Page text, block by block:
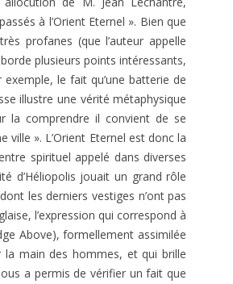
OCT-NOV-
AVRIL 1970
1969
E.T. N° 416 NOVEMBRE –
DÉCEMBRE 1969- 2ÈME PARTIE
E.T. N° 416 NOVEMBRE –
DÉCEMBRE 1969- 1ÈRE PARTIE
– 1967
E.T. N° 404. NOVEMBRE-
DÉCEMBRE 1967
E.T. N°402-403 07-08 ET 09-10
E.T. N° 400. MARS-AVRIL 1967
À 1953 E.T. N° 305, JANVIER FÉVRIER 1953
E.T. N°304, DÉCEMBRE 1952
E.T. N° 303, OCTOBRE-NOVEMBRE
FAYARD, PARIS.
SAKUTEI-KI, OU LE LIVRE SECRET
DES JARDINS JAPONAIS
JACQUES PAUL, HISTOIRE
INTELLECTUELLE DE L’OCCIDENT
MÉDIÉVAL
JEAN RICHER, DELPHES, DÉLOS ET
CUMES
LAMBSPRINCK, LA PIERRE
PHILOSOPHALE
VERNANT ET VIDAL-NAQUET.
à l’Orient Eternel ». Bien que
profanes (que l’auteur appelle
plusieurs points intéressants,
le fait qu’une batterie de
illustre une vérité métaphysique
la comprendre il convient de se
ville ». L’Orient Eternel est donc la
spirituel appelé dans diverses
d’Héliopolis jouait un grand rôle
les derniers vestiges n’ont pas
l’expression qui correspond à
Above), formellement assimilée
la main des hommes, et qui brille
a permis de vérifier un fait que